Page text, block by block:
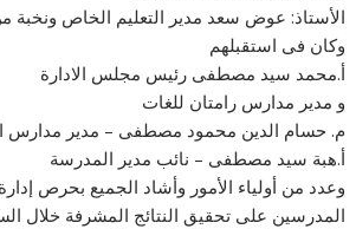
الأستاذ: عوض سعد مدير التعليم الخاص ونخبة من
وكان فى استقبلهم
أ.محمد سيد مصطفى رئيس مجلس الادارة
و مدير مدارس رامتان للغات
م. حسام الدين محمود مصطفى – مدير مدارس
أ.هبة سيد مصطفى – نائب مدير المدرسة
وعدد من أولياء الأمور وأشاد الجميع بحرص
المدرسين على تحقيق النتائج المشرفة خلال